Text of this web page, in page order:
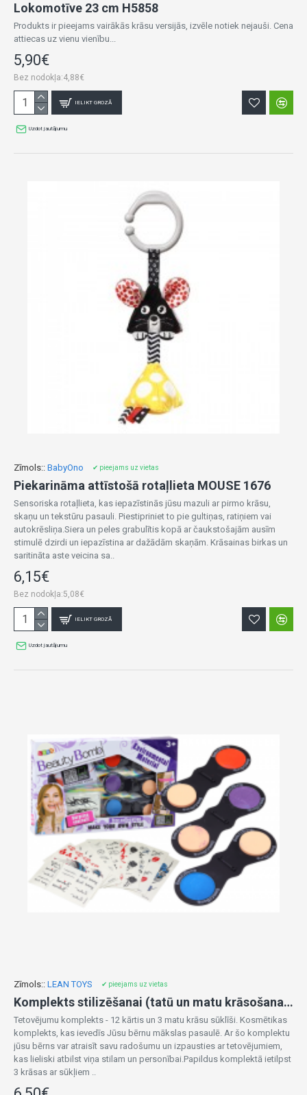
Lokomotīve 23 cm H5858
Produkts ir pieejams vairākās krāsu versijās, izvēle notiek nejauši. Cena
attiecas uz vienu vienību...
5,90€
Bez nodokļa:4,88€
IELIKT GROZĀ
Uzdot jautājumu
Zīmols:: BabyOno ✔ pieejams uz vietas
Piekarināma attīstošā rotaļlieta MOUSE 1676
Sensoriska rotaļlieta, kas iepazīstinās jūsu mazuli ar pirmo krāsu,
skaņu un tekstūru pasauli. Piestipriniet to pie gultiņas, ratiņiem vai
autokrēsliņa.Siera un peles grabulītis kopā ar čaukstošajām ausīm
stimulē dzirdi un iepazīstina ar dažādām skaņām. Krāsainas birkas un
saritināta aste veicina sa..
6,15€
Bez nodokļa:5,08€
IELIKT GROZĀ
Uzdot jautājumu
Zīmols:: LEAN TOYS ✔ pieejams uz vietas
Komplekts stilizēšanai (tatū un matu krāsošana) 08644
Tetovējumu komplekts - 12 kārtis un 3 matu krāsu sūklīši. Kosmētikas
komplekts, kas ievedīs Jūsu bērnu mākslas pasaulē. Ar šo komplektu
jūsu bērns var atraisīt savu radošumu un izpausties ar tetovējumiem,
kas lieliski atbilst viņa stilam un personībai.Papildus komplektā ietilpst
3 krāsas ar sūkļiem ..